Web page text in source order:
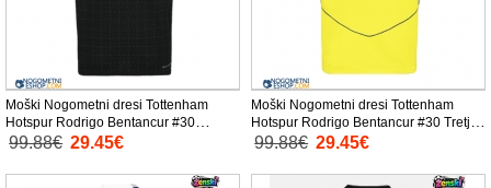
Moški Nogometni dresi Tottenham
Hotspur Rodrigo Bentancur #30
Gostujoči 2025-26 Kratek Rokav
99.88€ 29.45€
Moški Nogometni dresi Tottenham
Hotspur Rodrigo Bentancur #30 Tretji
2025-26 Kratek Rokav
99.88€ 29.45€